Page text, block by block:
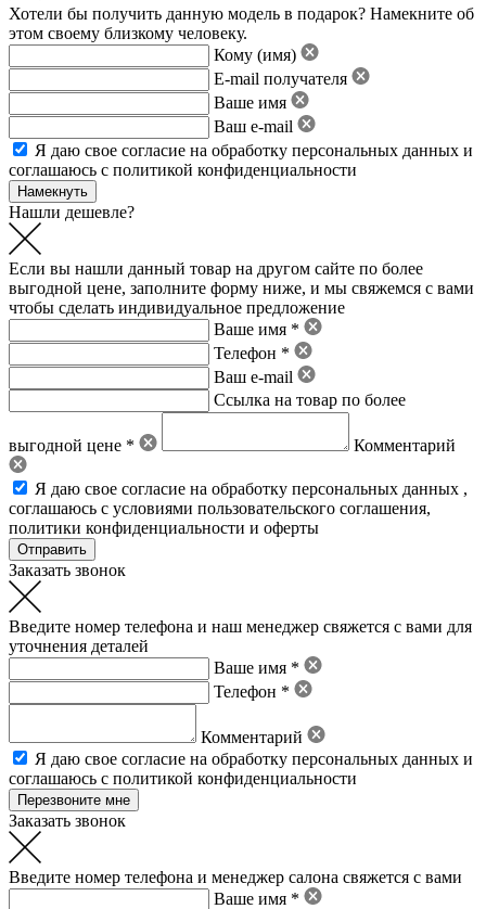
Хотели бы получить данную модель в подарок? Намекните об
этом своему близкому человеку.
Кому (имя)
E-mail получателя
Ваше имя
Ваш e-mail
Я даю свое согласие на обработку персональных данных и
соглашаюсь с политикой конфиденциальности
Нашли дешевле?
Если вы нашли данный товар на другом сайте по более
выгодной цене, заполните форму ниже, и мы свяжемся с вами
чтобы сделать индивидуальное предложение
Ваше имя *
Телефон *
Ваш e-mail
Ссылка на товар по более
выгодной цене * Комментарий
Я даю свое согласие на обработку персональных данных ,
соглашаюсь с условиями пользовательского соглашения,
политики конфиденциальности и оферты
Заказать звонок
Введите номер телефона и наш менеджер свяжется с вами для
уточнения деталей
Ваше имя *
Телефон *
Комментарий
Я даю свое согласие на обработку персональных данных и
соглашаюсь с политикой конфиденциальности
Заказать звонок
Введите номер телефона и менеджер салона свяжется с вами
Ваше имя *